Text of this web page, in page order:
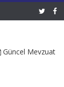
Güncel Mevzuat